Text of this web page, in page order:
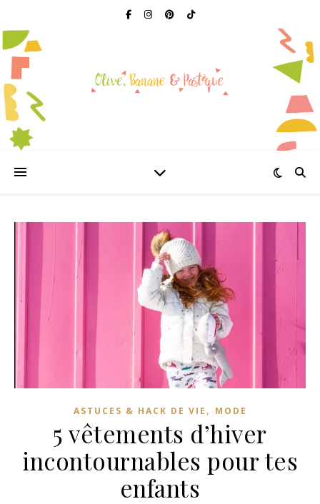
ASTUCES & HACK DE VIE , MODE
5 vêtements d’hiver
incontournables pour tes
enfants